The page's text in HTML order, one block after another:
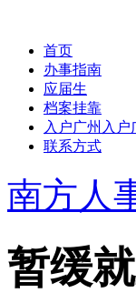
首页
办事指南
应届生
档案挂靠
入户广州 入户
联系方式
南方人
暂缓